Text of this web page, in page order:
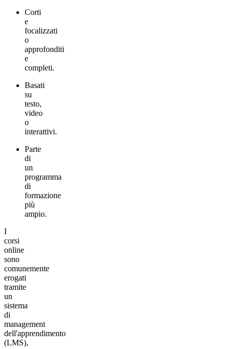
Corti
e
focalizzati
o
approfonditi
e
completi.
Basati
su
testo,
video
o
interattivi.
Parte
di
un
programma
di
formazione
più
ampio.
I
corsi
online
sono
comunemente
erogati
tramite
un
sistema
di
management
dell'apprendimento
(LMS),